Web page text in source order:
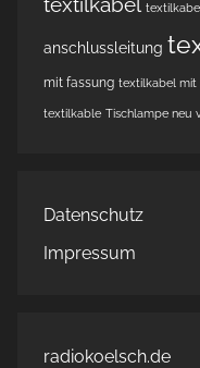
anschlussleitung
mit fassung textilkabel mit
textilkable Tischlampe neu
Datenschutz
Impressum
radiokoelsch.de